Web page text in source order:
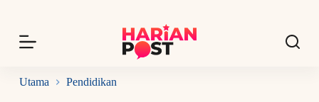
p
oUtama Pendidikan